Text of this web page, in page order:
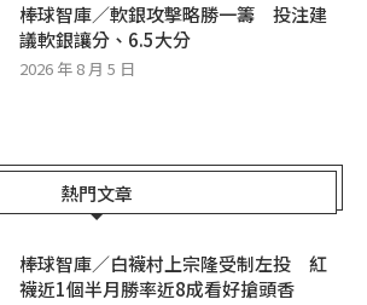
棒球智庫／軟銀攻擊略勝一籌 投注建
議軟銀讓分、6.5大分
2026 年 8 月 5 日
熱門文章
棒球智庫／白襪村上宗隆受制左投 紅
襪近1個半月勝率近8成看好搶頭香